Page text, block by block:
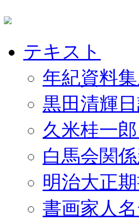
テキスト
年紀資料
黒田清輝
久米桂一
白馬会関
明治大正
書画家人